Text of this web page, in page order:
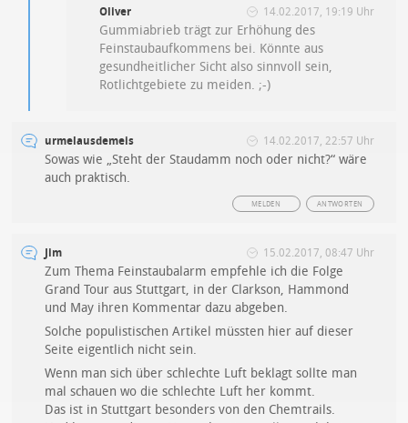
Oliver 14.02.2017, 19:19 Uhr
Gummiabrieb trägt zur Erhöhung des
Feinstaubaufkommens bei. Könnte aus
gesundheitlicher Sicht also sinnvoll sein,
Rotlichtgebiete zu meiden. ;-)
urmelausdemeis 14.02.2017, 22:57 Uhr
Sowas wie „Steht der Staudamm noch oder nicht?“ wäre
auch praktisch.
ANTWORTEN
MELDEN
Jim 15.02.2017, 08:47 Uhr
Zum Thema Feinstaubalarm empfehle ich die Folge
Grand Tour aus Stuttgart, in der Clarkson, Hammond
und May ihren Kommentar dazu abgeben.
Solche populistischen Artikel müssten hier auf dieser
Seite eigentlich nicht sein.
Wenn man sich über schlechte Luft beklagt sollte man
mal schauen wo die schlechte Luft her kommt.
Das ist in Stuttgart besonders von den Chemtrails.